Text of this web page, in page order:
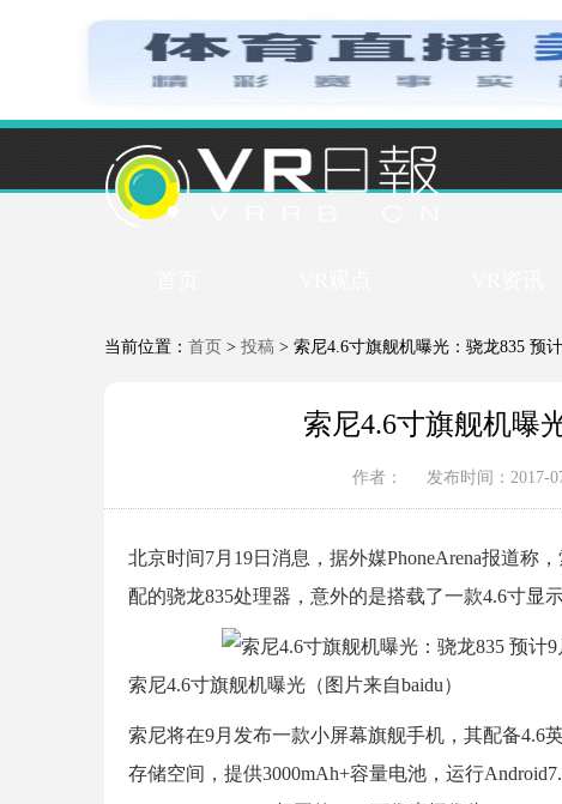
当前位置： 首页 > 投稿 > 索尼4.6寸旗舰机曝光：骁龙835 预
索尼4.6寸旗舰机曝
作者： 发布时间：2017-
北京时间7月19日消息，据外媒PhoneArena报道称
配的骁龙835处理器，意外的是搭载了一款4.6寸显
索尼4.6寸旗舰机曝光（图片来自baidu）
索尼将在9月发布一款小屏幕旗舰手机，其配备4.6
存储空间，提供3000mAh+容量电池，运行